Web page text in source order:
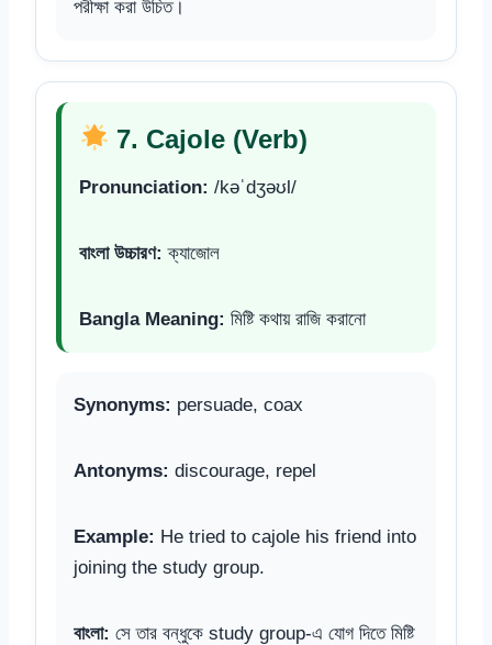
পরীক্ষা করা উচিত।
7. Cajole (Verb)
Pronunciation: /kəˈdʒəʊl/
বাংলা উচ্চারণ: ক্যাজোল
Bangla Meaning: মিষ্টি কথায় রাজি করানো
Synonyms: persuade, coax
Antonyms: discourage, repel
Example: He tried to cajole his friend into
joining the study group.
বাংলা: সে তার বন্ধুকে study group-এ যোগ দিতে মিষ্টি